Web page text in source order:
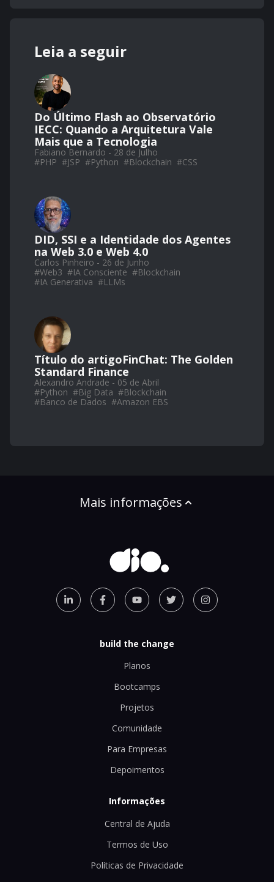
Leia a seguir
Do Último Flash ao Observatório
IECC: Quando a Arquitetura Vale
Mais que a Tecnologia
Fabiano Bernardo - 28 de Julho
#PHP #JSP #Python #Blockchain #CSS
DID, SSI e a Identidade dos Agentes
na Web 3.0 e Web 4.0
Carlos Pinheiro - 26 de Junho
#Web3 #IA Consciente #Blockchain
#IA Generativa #LLMs
Título do artigoFinChat: The Golden
Standard Finance
Alexandro Andrade - 05 de Abril
#Python #Big Data #Blockchain
#Banco de Dados #Amazon EBS
Mais informações
build the change
Planos
Bootcamps
Projetos
Comunidade
Para Empresas
Depoimentos
Informações
Central de Ajuda
Termos de Uso
Políticas de Privacidade